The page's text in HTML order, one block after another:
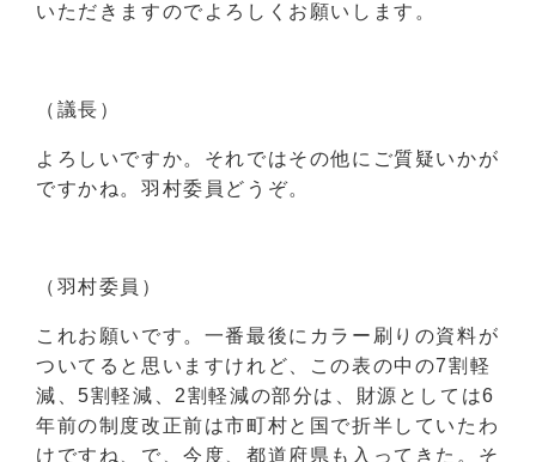
いただきますのでよろしくお願いします。
（議長）
よろしいですか。それではその他にご質疑いかが
ですかね。羽村委員どうぞ。
（羽村委員）
これお願いです。一番最後にカラー刷りの資料が
ついてると思いますけれど、この表の中の7割軽
減、5割軽減、2割軽減の部分は、財源としては6
年前の制度改正前は市町村と国で折半していたわ
けですね、で、今度、都道府県も入ってきた。そ